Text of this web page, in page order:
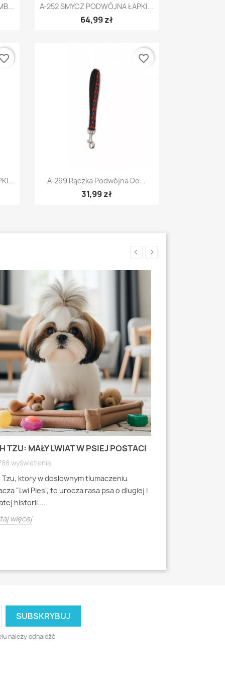
Szybki podgląd
A-252 SMYCZ PODWÓJNA ŁAPKI...
64,99 zł
Szybki podgląd
A-299 Rączka Podwójna Do...
31,99 zł
favorite_border
TZU: MAŁY LWIAT W PSIEJ POSTACI
wyświetlenia
Tzu, ktory w doslownym tlumaczeniu
"Lwi Pies", to urocza rasa psa o dlugiej i
historii....
więcej
należy odnaleźć